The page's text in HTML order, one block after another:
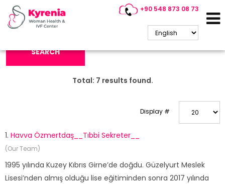
+90 548 873 08 73
Search Keyword:
SEARCH
Total: 7 results found.
Display #
1. Havva Özmertdaş__Tıbbi Sekreter__
(Our Team)
1995 yılında Kuzey Kıbrıs Girne’de doğdu. Güzelyurt Meslek
Lisesi’nden almış olduğu lise eğitiminden sonra 2017 yılında